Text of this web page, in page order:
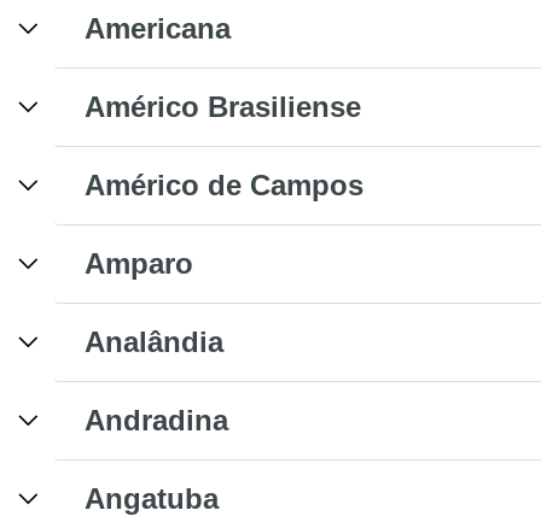
Americana
Américo Brasiliense
Américo de Campos
Amparo
Analândia
Andradina
Angatuba